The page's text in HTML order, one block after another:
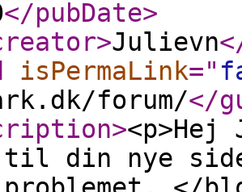
</pubDate>
>Julievn
isPermaLink="
forum/</
><p>Hej
din nye side